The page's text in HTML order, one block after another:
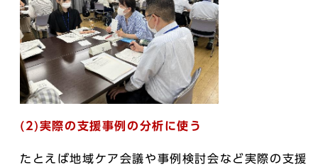
(2)実際の支援事例の分析に使う
たとえば地域ケア会議や事例検討会など実際の支援